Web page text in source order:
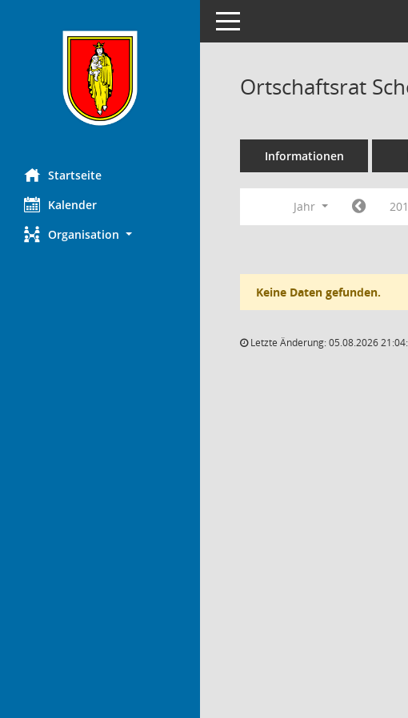
Startseite
Kalender
Organisation
Toggle navigation
Ortschaftsrat
Informationen
Jahr
Keine Daten gefunden.
Letzte Änderung: 05.08.2026